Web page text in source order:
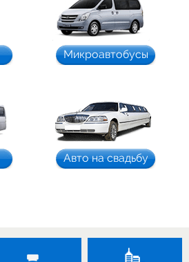
Микроавтобусы
Авто на свадьбу